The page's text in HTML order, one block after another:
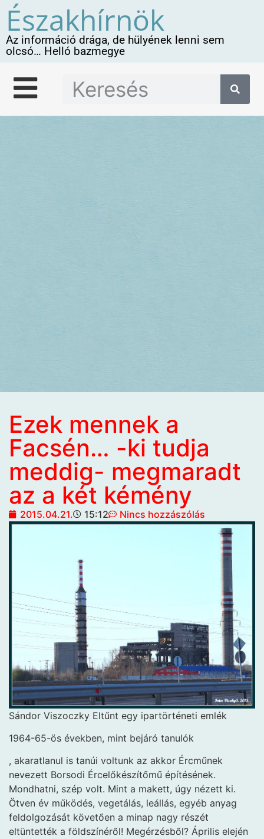
Északhírnök
Az információ drága, de hülyének lenni sem
olcsó… Helló bazmegye
Ezek mennek a
Facsén… -ki tudja
meddig- megmaradt
az a két kémény
2015.04.21. 15:12 Nincs hozzászólás
Sándor Viszoczky Eltűnt egy ipartörténeti emlék
1964-65-ös években, mint bejáró tanulók
, akaratlanul is tanúi voltunk az akkor Ércműnek
nevezett Borsodi Ércelőkészítőmű építésének.
Mondhatni, szép volt. Mint a makett, úgy nézett ki.
Ötven év működés, vegetálás, leállás, egyéb anyag
feldolgozását követően a minap nagy részét
eltüntették a földszínéről! Megérzésből? Április elején